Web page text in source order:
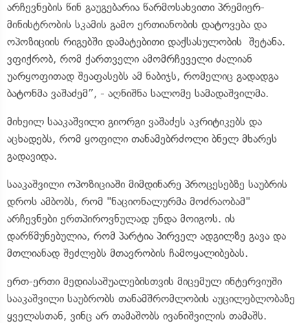
არჩევნების წინ გაუგებარია წარმოსახვითი პრემიერ-
მინისტრობის სკამის გამო ერთიანობის დატოვება და
ოპოზიციის რიგებში დამატებითი დაქსასულობის შეტანა.
ვფიქრობ, რომ ქართველი ამომრჩეველი ძალიან
უარყოფითად შეაფასებს ამ ნაბიჯს, რომელიც გადადგა
ბატონმა ვაშაძემ”, - აღნიშნა სალომე სამადაშვილმა.
მიხეილ სააკაშვილი გიორგი ვაშაძეს აკრიტიკებს და
აცხადებს, რომ ყოფილი თანამებრძოლი ბნელ მხარეს
გადავიდა.
სააკაშვილი ოპოზიციაში მიმდინარე პროცესებზე საუბრის
დროს ამბობს, რომ "ნაციონალურმა მოძრაობამ"
არჩევნები ერთპიროვნულად უნდა მოიგოს. ის
დარწმუნებულია, რომ პარტია პირველ ადგილზე გავა და
მთლიანად შეძლებს მთავრობის ჩამოყალიბებას.
ერთ-ერთი მედიასაშუალებისთვის მიცემულ ინტერვიუში
სააკაშვილი საუბრობს თანამშრომლობის აუცილებლობაზე
ყველასთან, ვინც არ თამაშობს ივანიშვილის თამაშს.